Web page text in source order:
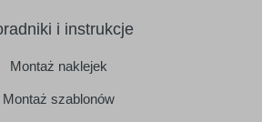
i instrukcje
Montaż naklejek
Montaż szablonów